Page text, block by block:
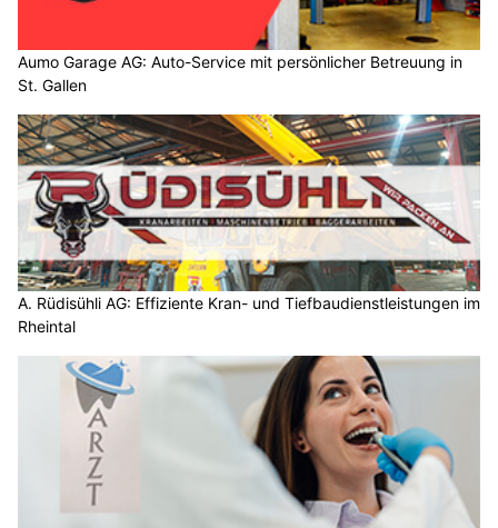
Aumo Garage AG: Auto-Service mit persönlicher Betreuung in
St. Gallen
A. Rüdisühli AG: Effiziente Kran- und Tiefbaudienstleistungen im
Rheintal